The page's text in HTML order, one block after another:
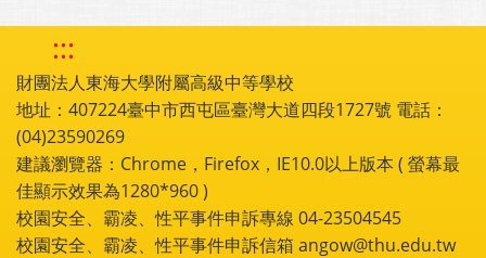
:::
財團法人東海大學附屬高級中等學校
地址：407224臺中市西屯區臺灣大道四段1727號 電話：
(04)23590269
建議瀏覽器：Chrome，Firefox，IE10.0以上版本 ( 螢幕最
佳顯示效果為1280*960 )
校園安全、霸凌、性平事件申訴專線 04-23504545
校園安全、霸凌、性平事件申訴信箱 angow@thu.edu.tw